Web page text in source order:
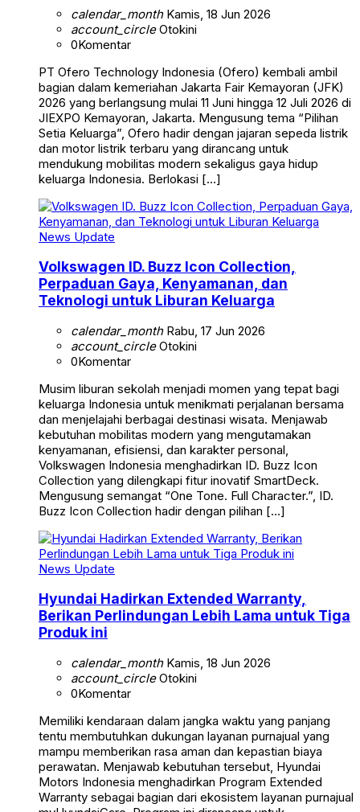
calendar_monthKamis, 18 Jun 2026
account_circleOtokini
0Komentar
PT Ofero Technology Indonesia (Ofero) kembali ambil
bagian dalam kemeriahan Jakarta Fair Kemayoran (JFK)
2026 yang berlangsung mulai 11 Juni hingga 12 Juli 2026 di
JIEXPO Kemayoran, Jakarta. Mengusung tema “Pilihan
Setia Keluarga”, Ofero hadir dengan jajaran sepeda listrik
dan motor listrik terbaru yang dirancang untuk
mendukung mobilitas modern sekaligus gaya hidup
keluarga Indonesia. Berlokasi […]
News Update
Volkswagen ID. Buzz Icon Collection,
Perpaduan Gaya, Kenyamanan, dan
Teknologi untuk Liburan Keluarga
calendar_monthRabu, 17 Jun 2026
account_circleOtokini
0Komentar
Musim liburan sekolah menjadi momen yang tepat bagi
keluarga Indonesia untuk menikmati perjalanan bersama
dan menjelajahi berbagai destinasi wisata. Menjawab
kebutuhan mobilitas modern yang mengutamakan
kenyamanan, efisiensi, dan karakter personal,
Volkswagen Indonesia menghadirkan ID. Buzz Icon
Collection yang dilengkapi fitur inovatif SmartDeck.
Mengusung semangat “One Tone. Full Character.”, ID.
Buzz Icon Collection hadir dengan pilihan […]
News Update
Hyundai Hadirkan Extended Warranty,
Berikan Perlindungan Lebih Lama untuk Tiga
Produk ini
calendar_monthKamis, 18 Jun 2026
account_circleOtokini
0Komentar
Memiliki kendaraan dalam jangka waktu yang panjang
tentu membutuhkan dukungan layanan purnajual yang
mampu memberikan rasa aman dan kepastian biaya
perawatan. Menjawab kebutuhan tersebut, Hyundai
Motors Indonesia menghadirkan Program Extended
Warranty sebagai bagian dari ekosistem layanan purnajual